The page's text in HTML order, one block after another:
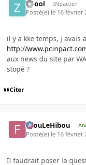
zicool INpactien
Posté(e) le 16 février
il y a kke temps, j avais
http://
aux news du site par
stopé ?
Citer
FilouLeHibou
Posté(e) le 16 février
Il faudrait poser la